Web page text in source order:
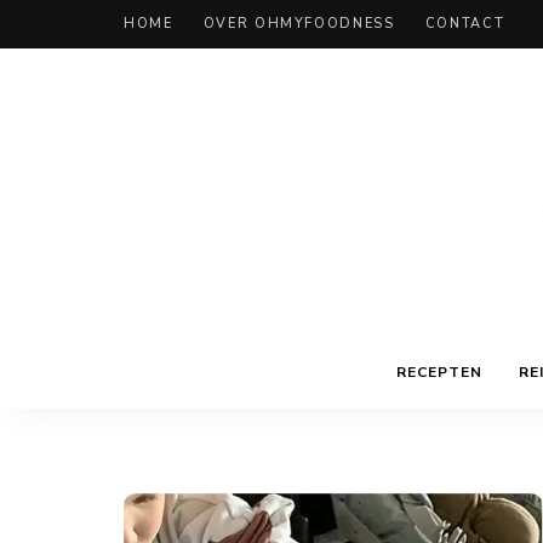
HOME OVER OHMYFOODNESS CONTACT
RECEPTEN